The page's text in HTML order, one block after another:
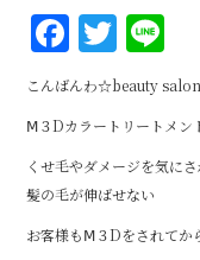
F
a
c
e
b
o
T
w
it
te
r
n
e
こんばんわ☆beauty salon
Ⅿ３Dカラートリートメン
くせ毛やダメージを気に
髪の毛が伸ばせない
お客様もⅯ３Dをされてか